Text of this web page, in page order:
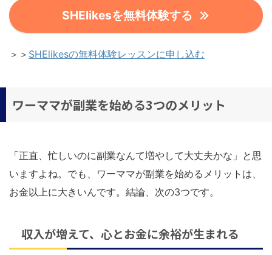
SHElikesを無料体験する
＞＞ SHElikesの無料体験レッスンに申し込む
ワーママが副業を始める3つのメリット
「正直、忙しいのに副業なんて増やして大丈夫かな」と思
いますよね。でも、ワーママが副業を始めるメリットは、
お金以上に大きいんです。結論、次の3つです。
収入が増えて、心とお金に余裕が生まれる